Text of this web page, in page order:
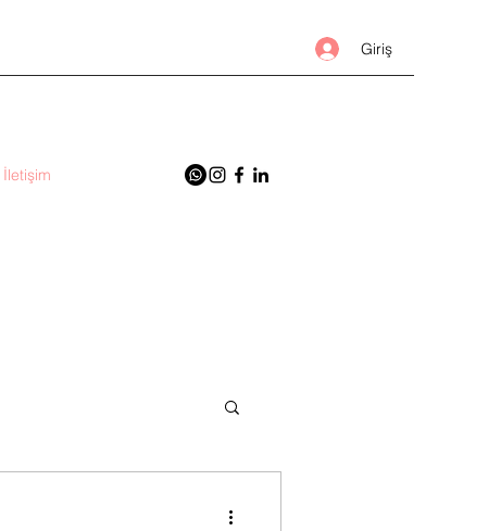
Giriş
İletişim